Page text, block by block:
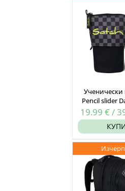
Ученически
Pencil slider
19.99 € /